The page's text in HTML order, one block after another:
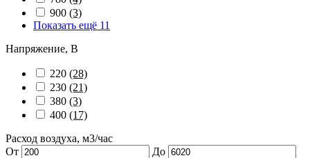
900 (3)
Показать ещё 11
Напряжение, В
220 (28)
230 (21)
380 (3)
400 (17)
Расход воздуха, м3/час
От
До